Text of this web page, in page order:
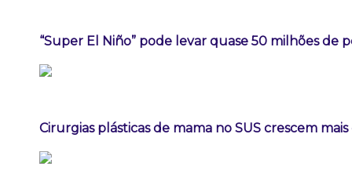
“Super El Niño” pode levar quase 50 milhões de
Cirurgias plásticas de mama no SUS crescem